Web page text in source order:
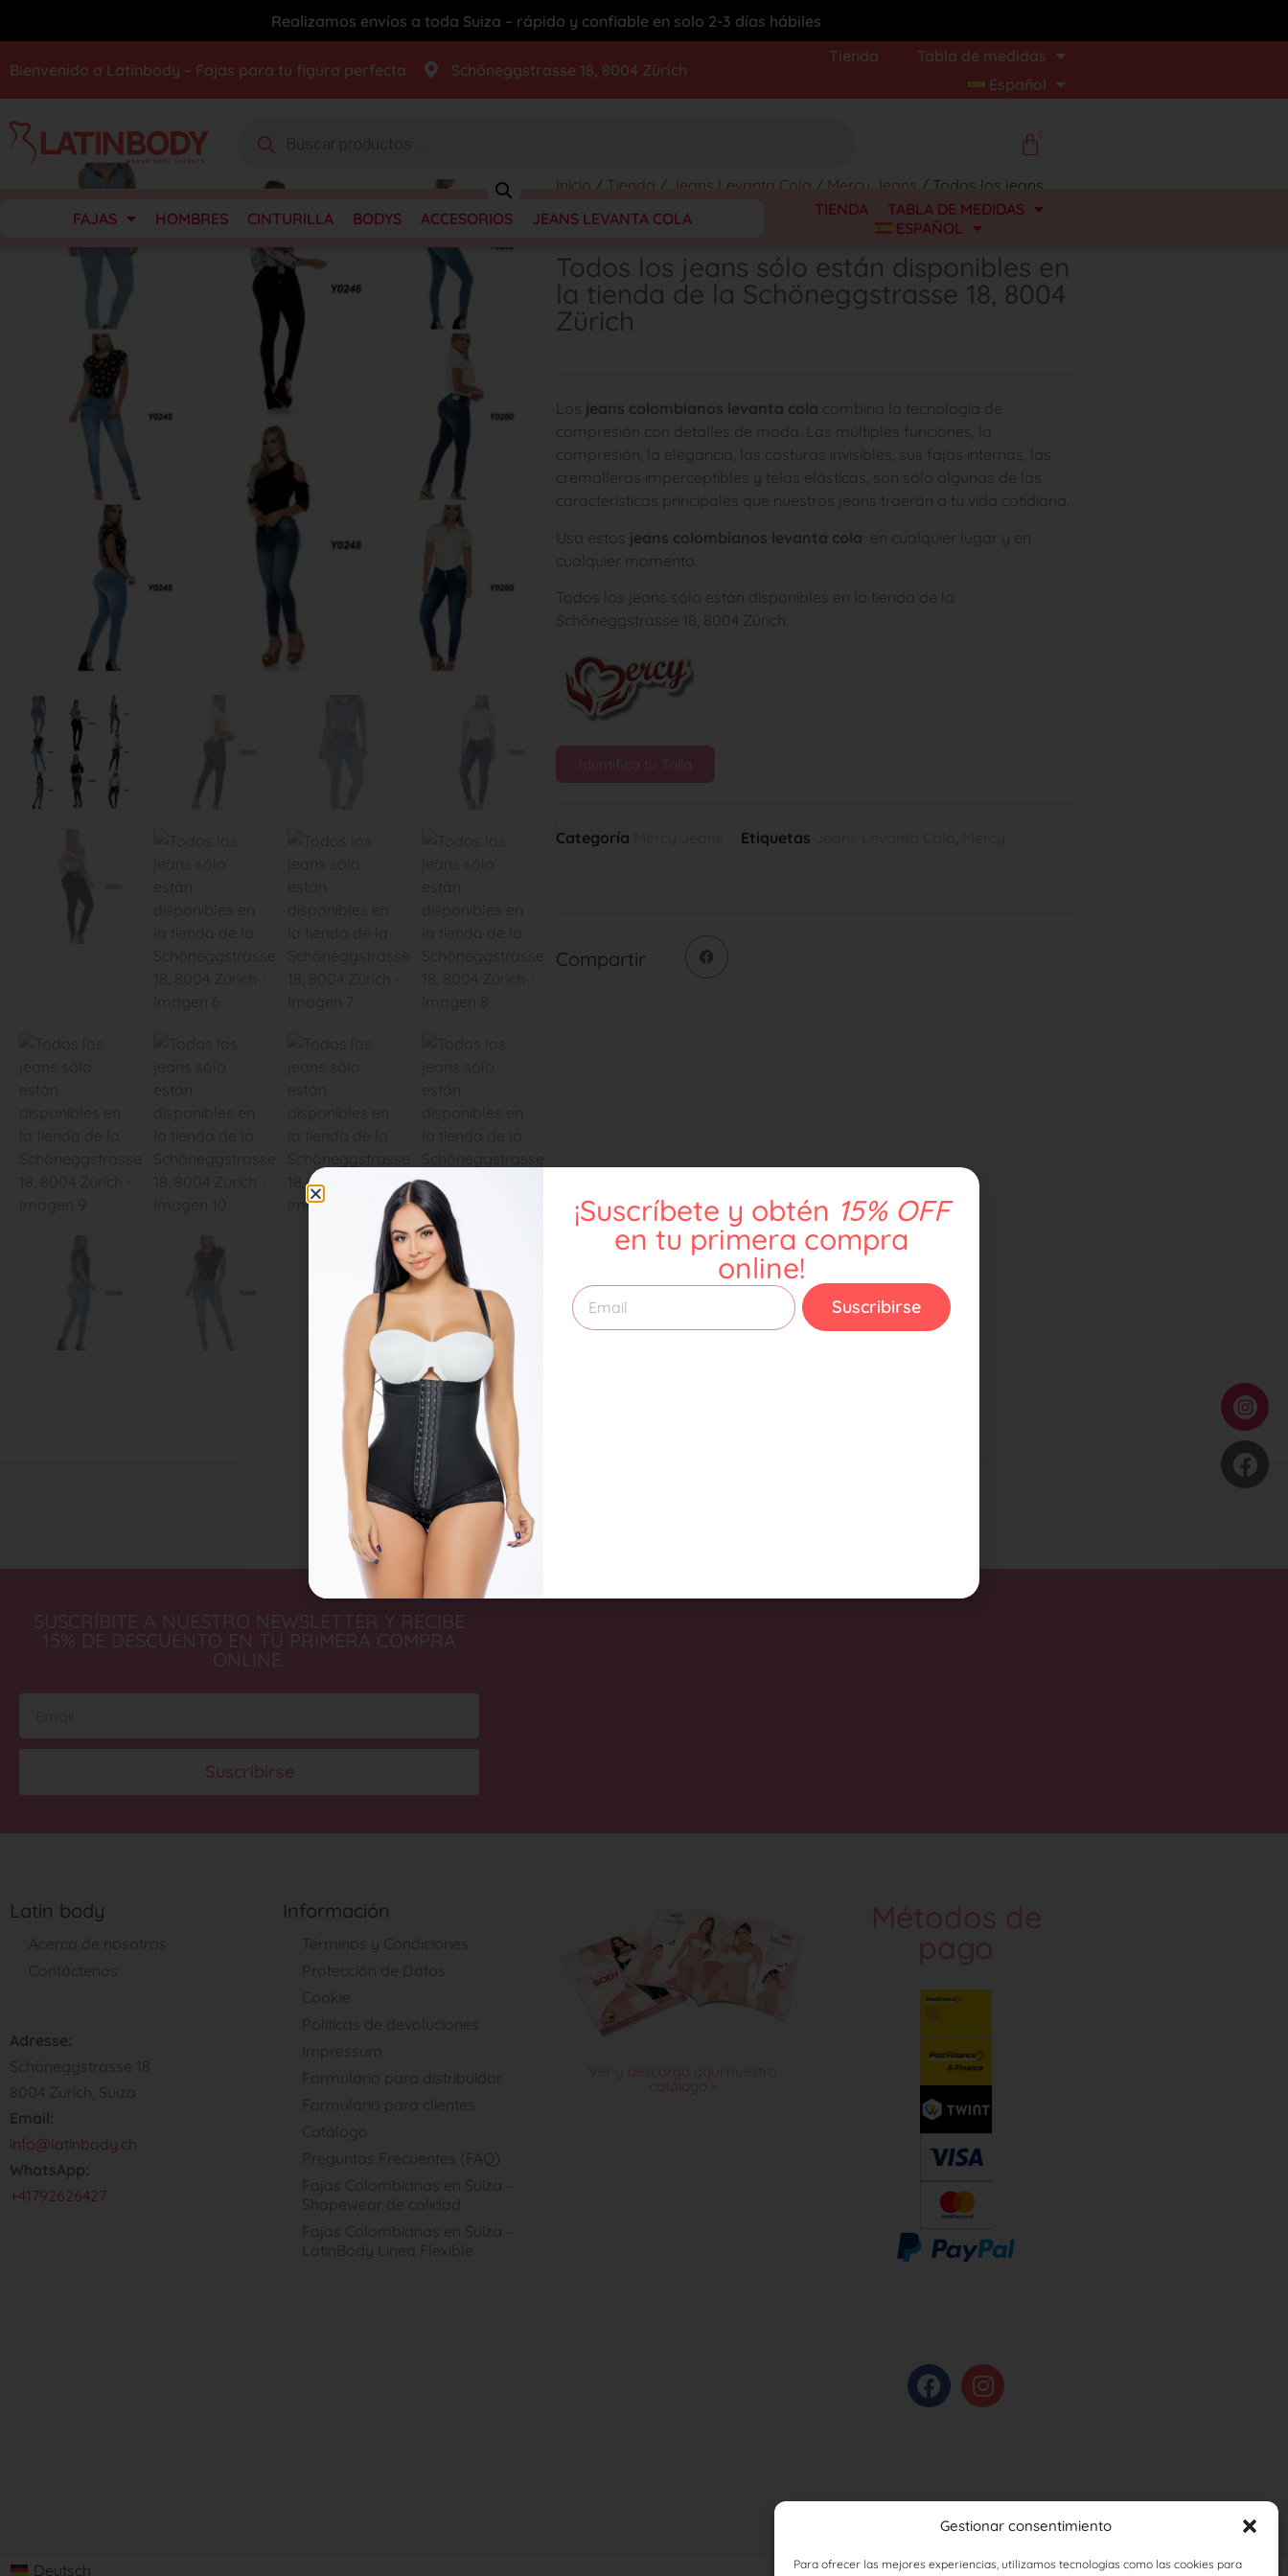
Gestionar consentimiento
Para ofrecer las mejores experiencias, utilizamos tecnologías como las cookies para
Realizamos envíos a toda Suiza – rápido y confiable en solo 2-3 días hábiles
Bienvenido a Latinbody – Fajas para tu figura perfecta Schöneggstrasse 18, 8004 Zürich
Tienda
Tabla de medidas
Español
FAJAS HOMBRES CINTURILLA BODYS ACCESORIOS JEANS LEVANTA COLA TIENDA
TABLA DE MEDIDAS
ESPAÑOL
Inicio / Tienda / Jeans Levanta Cola / Mercy Jeans / Todos los jeans
sólo están disponibles en la tienda de la Schöneggstrasse 18, 8004 Zürich
Todos los jeans sólo están disponibles en
la tienda de la Schöneggstrasse 18, 8004
Zürich
Los jeans colombianos levanta cola combina la tecnología de
compresión con detalles de moda. Las múltiples funciones, la
compresión, la elegancia, las costuras invisibles, sus fajas internas, las
cremalleras imperceptibles y telas elásticas, son sólo algunas de las
características principales que nuestros jeans traerán a tu vida cotidiana.
Usa estos jeans colombianos levanta cola en cualquier lugar y en
cualquier momento.
Todos los jeans sólo están disponibles en la tienda de la
Schöneggstrasse 18, 8004 Zürich.
Identifica tu Talla
Categoría Etiquetas
Compartir
SUSCRÍBITE A NUESTRO NEWSLETTER Y RECIBE
15% DE DESCUENTO EN TU PRIMERA COMPRA
ONLINE.
Suscribirse
Latin body
Acerca de nosotros
Contáctenos
Adresse:
Schöneggstrasse 18
8004 Zurich, Suiza
Email:
info@latinbody.ch
WhatsApp:
+41792626427
Información
Términos y Condiciones
Protección de Datos
Cookie
Políticas de devoluciones
Impressum
Formulario para distribuidor
Formulario para clientes
Catalogo
Preguntas Frecuentes (FAQ)
Fajas Colombianas en Suiza –
Shapewear de calidad
Fajas Colombianas en Suiza –
LatinBody Linea Flexible
Ver y descarga aquí nuestro
catálogo »
Métodos de
pago
Deutsch
¡Suscríbete y obtén 15% OFF
en tu primera compra
online!
Suscribirse